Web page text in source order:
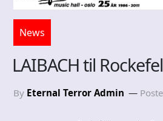
News
LAIBACH til
By Eternal Terror Admin